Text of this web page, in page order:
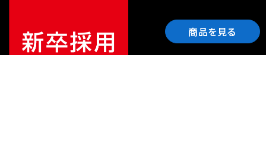
商品を見る